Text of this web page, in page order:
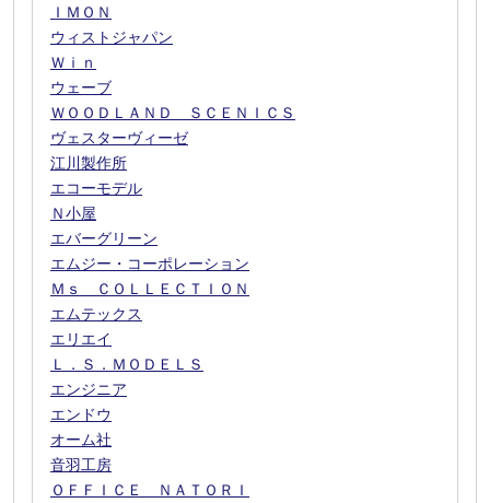
ＩＭＯＮ
ウィストジャパン
Ｗｉｎ
ウェーブ
ＷＯＯＤＬＡＮＤ ＳＣＥＮＩＣＳ
ヴェスターヴィーゼ
江川製作所
エコーモデル
Ｎ小屋
エバーグリーン
エムジー・コーポレーション
Ｍｓ ＣＯＬＬＥＣＴＩＯＮ
エムテックス
エリエイ
Ｌ．Ｓ．ＭＯＤＥＬＳ
エンジニア
エンドウ
オーム社
音羽工房
ＯＦＦＩＣＥ ＮＡＴＯＲＩ